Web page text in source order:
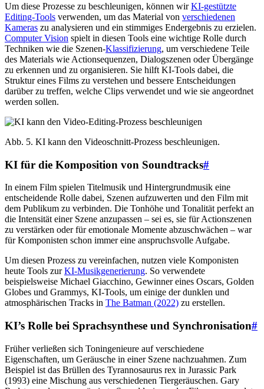
Um diese Prozesse zu beschleunigen, können wirKI-gestützte
Editing-Tools verwenden, um das Material von verschiedenen
Kameras zu analysieren und ein stimmiges Endergebnis zu erzielen.
Computer Vision spielt in diesen Tools eine wichtige Rolle durch
Techniken wie die Szenen-Klassifizierung, um verschiedene Teile
des Materials wie Actionsequenzen, Dialogszenen oder Übergänge
zu erkennen und zu organisieren. Sie hilft KI-Tools dabei, die
Struktur eines Films zu verstehen und bessere Entscheidungen
darüber zu treffen, welche Clips verwendet und wie sie angeordnet
werden sollen.
Abb. 5. KI kann den Videoschnitt-Prozess beschleunigen.
KI für die Komposition von Soundtracks#
In einem Film spielen Titelmusik und Hintergrundmusik eine
entscheidende Rolle dabei, Szenen aufzuwerten und den Film mit
dem Publikum zu verbinden. Die Tonhöhe und Tonalität perfekt an
die Intensität einer Szene anzupassen – sei es, sie für Actionszenen
zu verstärken oder für emotionale Momente abzuschwächen – war
für Komponisten schon immer eine anspruchsvolle Aufgabe.
Um diesen Prozess zu vereinfachen, nutzen viele Komponisten
heute Tools zurKI-Musikgenerierung. So verwendete
beispielsweise Michael Giacchino, Gewinner eines Oscars, Golden
Globes und Grammys, KI-Tools, um einige der dunklen und
atmosphärischen Tracks in The Batman (2022) zu erstellen.
KI’s Rolle bei Sprachsynthese und Synchronisation#
Früher verließen sich Toningenieure auf verschiedene
Eigenschaften, um Geräusche in einer Szene nachzuahmen. Zum
Beispiel ist das Brüllen des Tyrannosaurus rex in Jurassic Park
(1993) eine Mischung aus verschiedenen Tiergeräuschen. Gary